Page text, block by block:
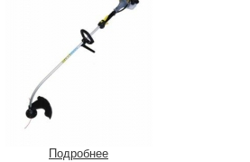
Подробнее